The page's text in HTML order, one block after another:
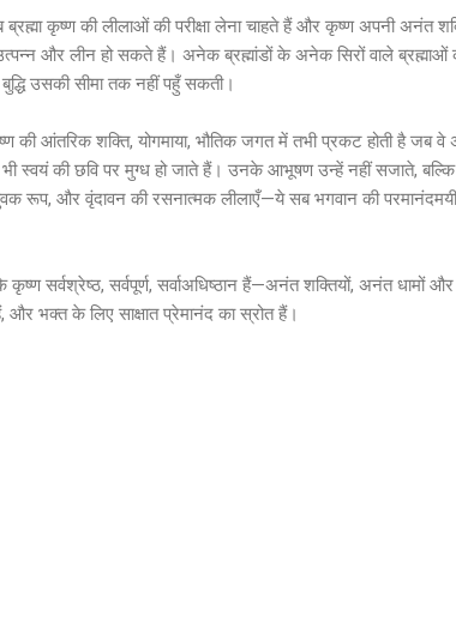
ब्रह्मा कृष्ण की लीलाओं की परीक्षा लेना चाहते हैं और कृष्ण अपनी अनंत
और लीन हो सकते हैं। अनेक ब्रह्मांडों के अनेक सिरों वाले ब्रह्माओं
उसकी सीमा तक नहीं पहुँ सकती।
की आंतरिक शक्ति, योगमाया, भौतिक जगत में तभी प्रकट होती है जब
स्वयं की छवि पर मुग्ध हो जाते हैं। उनके आभूषण उन्हें नहीं सजाते,
रूप, और वृंदावन की रसनात्मक लीलाएँ—ये सब भगवान की
कृष्ण सर्वश्रेष्ठ, सर्वपूर्ण, सर्वाअधिष्ठान हैं—अनंत शक्तियों, अनंत
भक्त के लिए साक्षात प्रेमानंद का स्रोत हैं।